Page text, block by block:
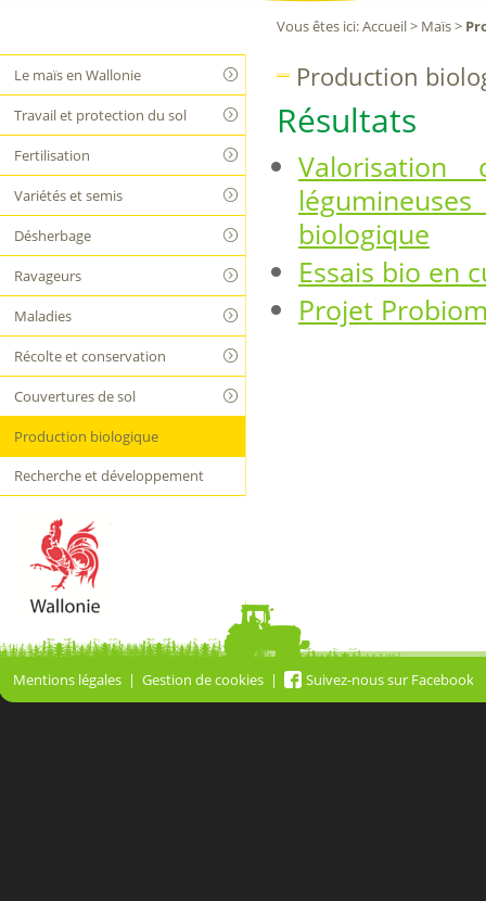
Le maïs en Wallonie
Travail et protection du sol
Fertilisation
Variétés et semis
Désherbage
Ravageurs
Maladies
Récolte et conservation
Couvertures de sol
Production biologique
Recherche et développement
Vous êtes ici:Accueil> Maïs>
Production
Résultats
biologique
Essais bio en
Projet
Mentions légales Gestion de cookies Suivez-nous sur Facebook